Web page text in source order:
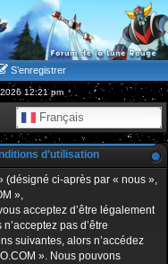
S’enregistrer
12:21 pm
Français
e
c
h
e
r
c
d’utilisation
(désigné ci-après par « nous »,
»,
acceptez d’être légalement
pas d’être
suivantes, alors n’accédez
». Nous pouvons